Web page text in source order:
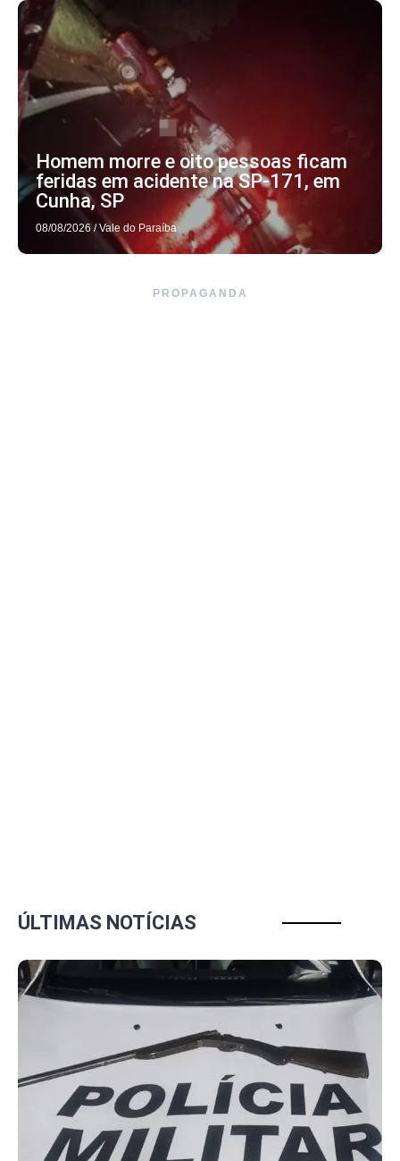
Homem morre e oito pessoas ficam
feridas em acidente na SP-171, em
Cunha, SP
08/08/2026 / Vale do Paraíba
PROPAGANDA
ÚLTIMAS NOTÍCIAS